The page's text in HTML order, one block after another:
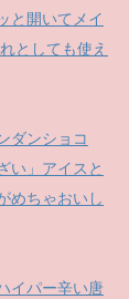
と開いてメイ
としても使え
ダンショコ
い」アイスと
めちゃおいし
イパー辛い唐